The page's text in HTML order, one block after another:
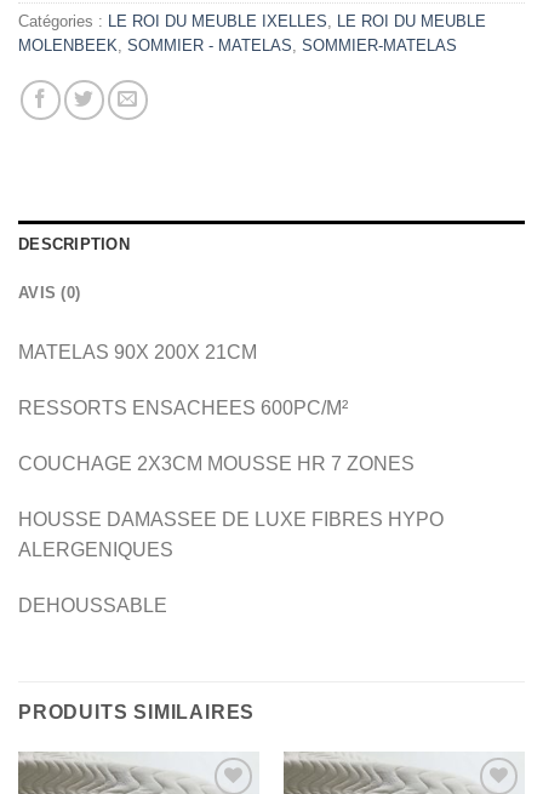
Catégories : LE ROI DU MEUBLE IXELLES, LE ROI DU MEUBLE
MOLENBEEK, SOMMIER - MATELAS, SOMMIER-MATELAS
DESCRIPTION
AVIS (0)
MATELAS 90X 200X 21CM
RESSORTS ENSACHEES 600PC/M²
COUCHAGE 2X3CM MOUSSE HR 7 ZONES
HOUSSE DAMASSEE DE LUXE FIBRES HYPO
ALERGENIQUES
DEHOUSSABLE
PRODUITS SIMILAIRES